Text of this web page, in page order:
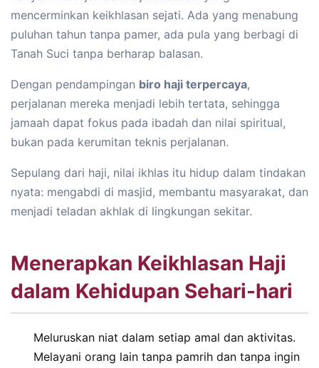
mencerminkan keikhlasan sejati. Ada yang menabung
puluhan tahun tanpa pamer, ada pula yang berbagi di
Tanah Suci tanpa berharap balasan.
Dengan pendampingan biro haji terpercaya,
perjalanan mereka menjadi lebih tertata, sehingga
jamaah dapat fokus pada ibadah dan nilai spiritual,
bukan pada kerumitan teknis perjalanan.
Sepulang dari haji, nilai ikhlas itu hidup dalam tindakan
nyata: mengabdi di masjid, membantu masyarakat, dan
menjadi teladan akhlak di lingkungan sekitar.
Menerapkan Keikhlasan Haji
dalam Kehidupan Sehari-hari
Meluruskan niat dalam setiap amal dan aktivitas.
Melayani orang lain tanpa pamrih dan tanpa ingin